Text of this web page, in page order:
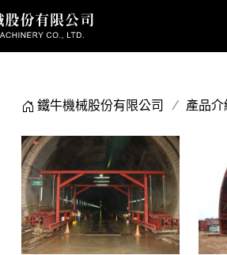
鐵牛機械股份有限公司 產品介